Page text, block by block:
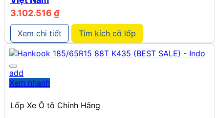
3.102.516 ₫
Xem chi tiết Tìm kích cỡ lốp
add
Xem nhanh
Lốp Xe Ô tô Chính Hãng